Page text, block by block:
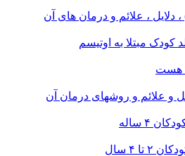
، دلایل ، علائم و درمان های آن
کودک مبتلا به اوتیسم
هست
و علائم و روشهای درمان آن
۴ ساله
تا ۴ سال